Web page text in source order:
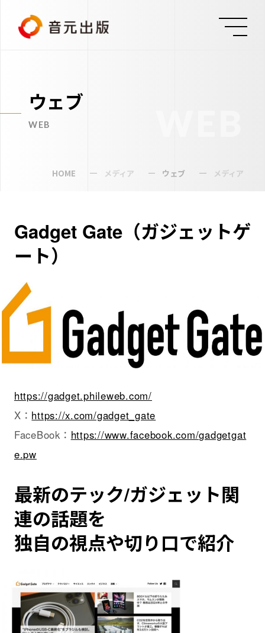
ウェブ
WEB
HOME メディア ウェブ メディア
Gadget Gate（ガジェットゲ
ート）
https://gadget.phileweb.com/
X： https://x.com/gadget_gate
FaceBook： https://www.facebook.com/gadgetgat
e.pw
最新のテック/ガジェット関
連の話題を
独自の視点や切り口で紹介